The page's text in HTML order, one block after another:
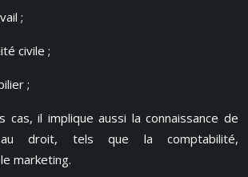
;
civile ;
;
cas, il implique aussi la connaissance de
droit, tels que la comptabilité,
marketing.